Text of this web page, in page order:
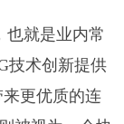
就是业内常
技术创新提供
更优质的连